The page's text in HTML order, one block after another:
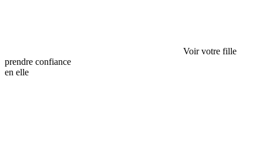
Voir votre fille
prendre confiance
en elle